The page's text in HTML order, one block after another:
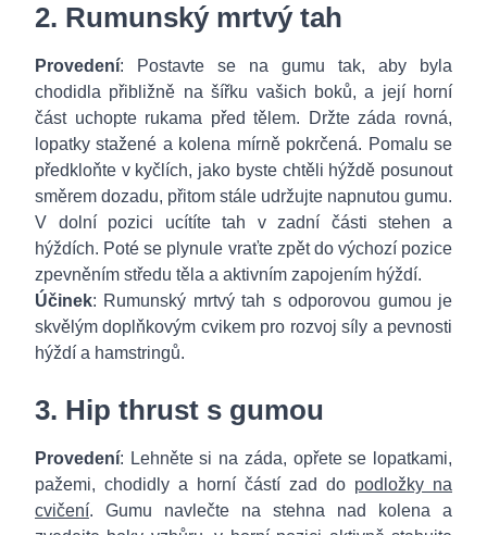
2. Rumunský mrtvý tah
Provedení: Postavte se na gumu tak, aby byla
chodidla přibližně na šířku vašich boků, a její horní
část uchopte rukama před tělem. Držte záda rovná,
lopatky stažené a kolena mírně pokrčená. Pomalu se
předkloňte v kyčlích, jako byste chtěli hýždě posunout
směrem dozadu, přitom stále udržujte napnutou gumu.
V dolní pozici ucítíte tah v zadní části stehen a
hýždích. Poté se plynule vraťte zpět do výchozí pozice
zpevněním středu těla a aktivním zapojením hýždí.
Účinek: Rumunský mrtvý tah s odporovou gumou je
skvělým doplňkovým cvikem pro rozvoj síly a pevnosti
hýždí a hamstringů.
3. Hip thrust s gumou
Provedení: Lehněte si na záda, opřete se lopatkami,
pažemi, chodidly a horní částí zad do podložky na
cvičení. Gumu navlečte na stehna nad kolena a